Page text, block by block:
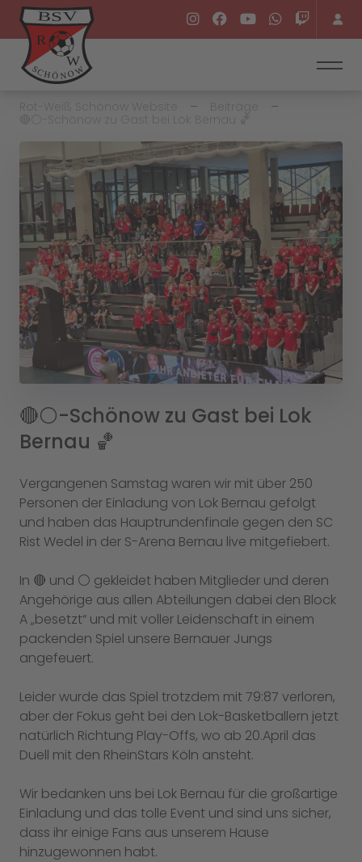
🔴⚪️-Schönow zu Gast bei Lok
Bernau 🏀
Vergangenen Samstag waren wir mit über 250
Personen der Einladung von Lok Bernau gefolgt
und haben das Hauptrundenfinale gegen den SC
Rist Wedel in der S-Arena Bernau live mitgefiebert.
In 🔴 und ⚪️ gekleidet haben Mitglieder und deren
Angehörige aus allen Abteilungen dabei den Block
A „besetzt“ und mit voller Leidenschaft in einem
packenden Spiel unsere Bernauer Jungs
angefeuert.
Leider wurde das Spiel trotzdem mit 79:87 verloren,
aber der Fokus geht bei den Lok-Basketballern jetzt
natürlich Richtung Play-Offs, wo ab 20.April das
Duell mit den RheinStars Köln ansteht.
Wir bedanken uns bei Lok Bernau für die großartige
Einladung und das tolle Event und sind uns sicher,
dass ihr einige Fans aus unserem Hause
hinzugewonnen habt.